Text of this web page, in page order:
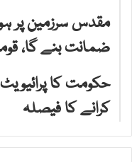
مقدس سرزمین پر
ضمانت بنے گا،
حکومت کا
کرانے کا فیصلہ